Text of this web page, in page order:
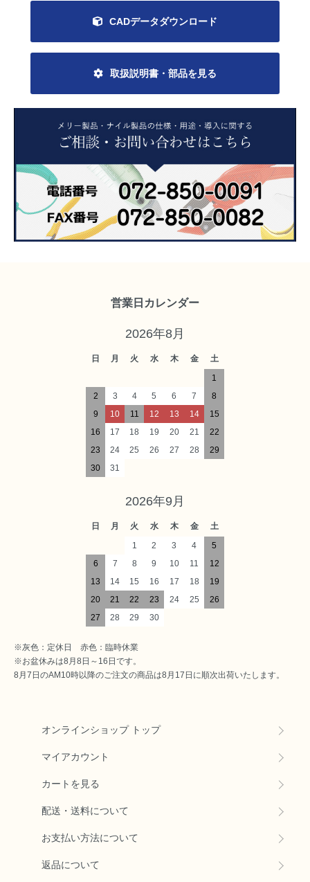
CADデータダウンロード
取扱説明書・部品を見る
営業日カレンダー
2026年8月
日 月 火 水 木 金
土
1
2
3 4 5 6 7
8
9
10 11 12 13 14
15
16
17 18 19 20 21
22
23
24 25 26 27 28
29
30
31
2026年9月
日 月 火 水 木 金
土
1
2 3 4
5
6
7 8 9 10 11
12
13
14 15 16 17 18
19
20
21 22 23 24 25
26
27
28 29 30
※灰色：定休日 赤色：臨時休業
※お盆休みは8月8日～16日です。
8月7日のAM10時以降のご注文の商品は8月17日に順次出荷いたします。
オンラインショップ トップ
マイアカウント
カートを見る
配送・送料について
お支払い方法について
返品について